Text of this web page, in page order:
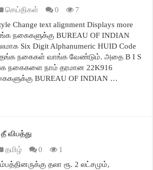
செய்திகள் 0
7
Change text alignment Displays more
நகைகளுக்கு BUREAU OF INDIAN
Six Digit Alphanumeric HUID Code
நகைகள் வாங்க வேண்டும். அதை B I S
நகைகளை நாம் தரமான 22K916
BUREAU OF INDIAN …
விபத்து
தமிழ் 0
1
தலா ரூ. 2 லட்சமும்,